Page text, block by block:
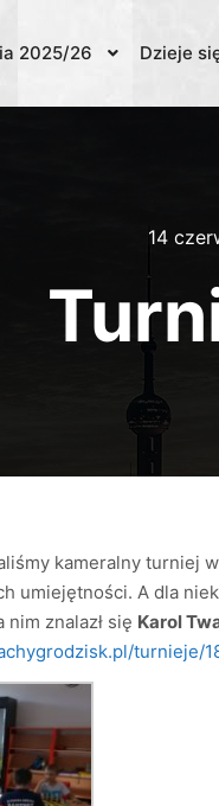
2025/26 Dzieje
14
kameralny turniej
umiejętności. A dla
nim znalazł się Karol
turnieje/